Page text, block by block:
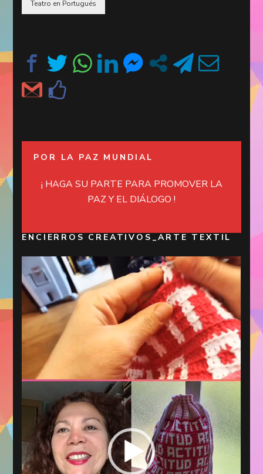
Teatro en Portugués
POR LA PAZ MUNDIAL
¡ HAGA SU PARTE PARA PROMOVER LA
PAZ Y EL DIÁLOGO !
ENCIERROS CREATIVOS_ARTE TEXTIL
Reproductor
de
vídeo